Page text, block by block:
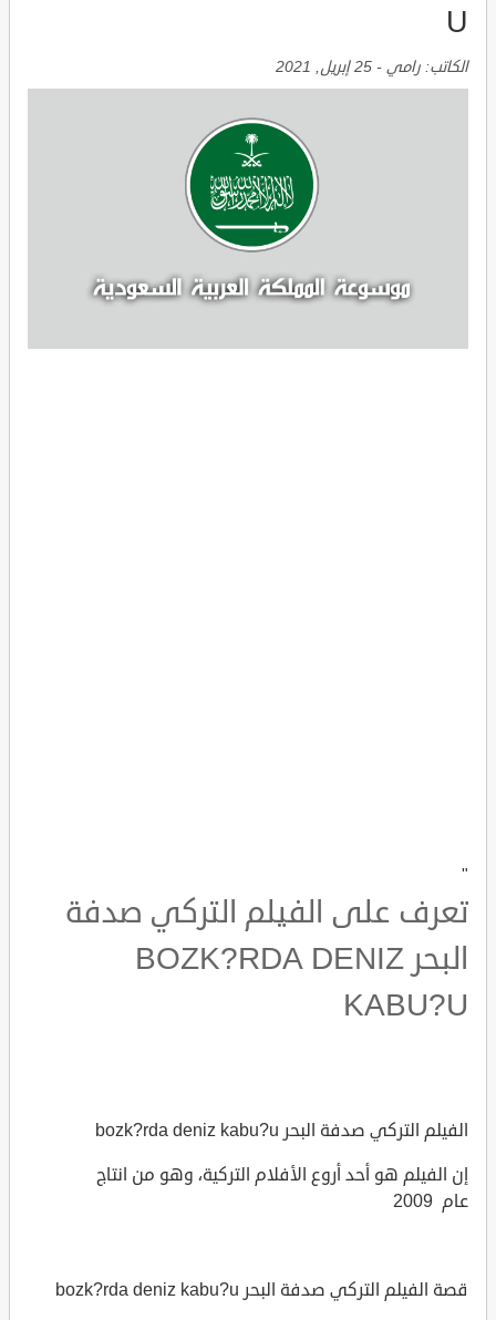
U
الكاتب: رامي - 25 إبريل, 2021
"
تعرف على الفيلم التركي صدفة
البحر BOZK?RDA DENIZ
KABU?U
الفيلم التركي صدفة البحر bozk?rda deniz kabu?u
إن الفيلم هو أحد أروع الأفلام التركية، وهو من انتاج
عام 2009
قصة الفيلم التركي صدفة البحر bozk?rda deniz kabu?u